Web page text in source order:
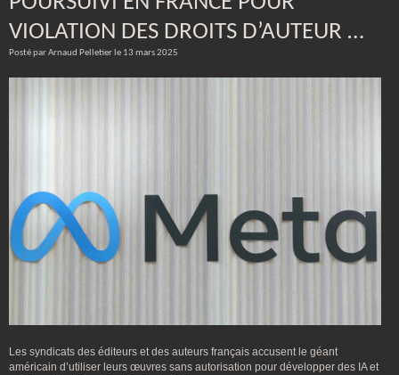
VIOLATION DES DROITS D’AUTEUR …
Posté par Arnaud Pelletier le 13 mars 2025
Les syndicats des éditeurs et des auteurs français accusent le géant
américain d’utiliser leurs œuvres sans autorisation pour développer des IA et